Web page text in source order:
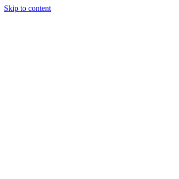
Skip to content